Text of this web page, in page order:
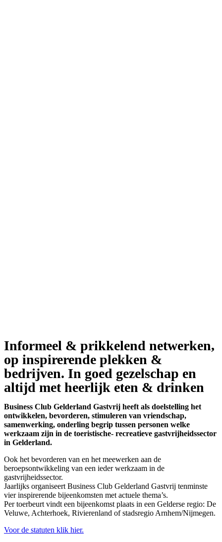
Informeel & prikkelend netwerken,
op inspirerende plekken &
bedrijven. In goed gezelschap en
altijd metheerlijk eten & drinken
Business Club Gelderland Gastvrij heeft als doelstelling het
ontwikkelen, bevorderen, stimuleren van vriendschap,
samenwerking, onderling begrip tussen personen welke
werkzaam zijn in de toeristische- recreatieve gastvrijheidssector
in Gelderland.
Ook het bevorderen van en het meewerken aan de
beroepsontwikkeling van een ieder werkzaam in de
gastvrijheidssector.
Jaarlijks organiseert Business Club Gelderland Gastvrij tenminste
vier inspirerende bijeenkomsten met actuele thema’s.
Per toerbeurt vindt een bijeenkomst plaats in een Gelderse regio: De
Veluwe, Achterhoek, Rivierenland of stadsregio Arnhem/Nijmegen.
Voor de statuten klik hier.